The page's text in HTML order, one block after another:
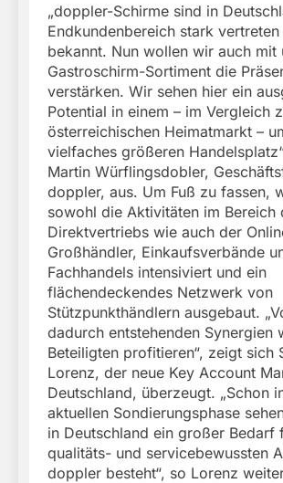
„doppler-Schirme sind in
Endkundenbereich stark vertreten
bekannt. Nun wollen wir auch mit
Gastroschirm-Sortiment die
verstärken. Wir sehen hier ein
Potential in einem – im Vergleich
österreichischen Heimatmarkt –
vielfaches größeren
Martin Würflingsdobler,
doppler, aus. Um Fuß zu fassen,
sowohl die Aktivitäten im Bereich
Direktvertriebs wie auch der
Großhändler, Einkaufsverbände
Fachhandels intensiviert und ein
flächendeckendes Netzwerk von
Stützpunkthändlern ausgebaut.
dadurch entstehenden Synergien
Beteiligten profitieren“, zeigt sich
Lorenz, der neue Key Account
Deutschland, überzeugt. „Schon
aktuellen Sondierungsphase
in Deutschland ein großer Bedarf
qualitäts- und servicebewussten
doppler besteht“, so Lorenz